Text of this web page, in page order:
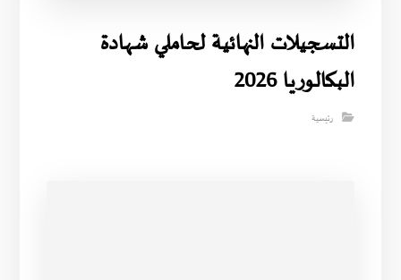
التسجيلات النهائية لحاملي شهادة
البكالوريا 2026
رئيسية